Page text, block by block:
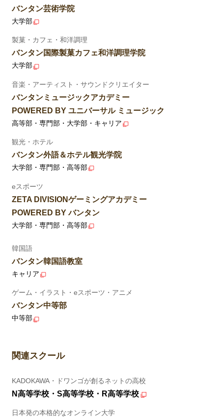
バンタン芸術学院
大学部
製菓・カフェ・和洋調理
バンタン国際製菓カフェ和洋調理学院
大学部
音楽・アーティスト・サウンドクリエイター
バンタンミュージックアカデミー
POWERED BY ユニバーサル ミュージック
高等部・専門部・大学部・キャリア
観光・ホテル
バンタン外語＆ホテル観光学院
大学部・専門部・高等部
eスポーツ
ZETA DIVISIONゲーミングアカデミー
POWERED BY バンタン
大学部・専門部・高等部
韓国語
バンタン韓国語教室
キャリア
ゲーム・イラスト・eスポーツ・アニメ
バンタン中等部
中等部
関連スクール
KADOKAWA・ドワンゴが創るネットの高校
N高等学校・S高等学校・R高等学校
日本発の本格的なオンライン大学